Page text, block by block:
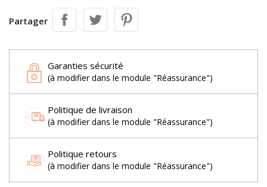
Partager
Garanties sécurité
(à modifier dans le module "Réassurance")
Politique de livraison
(à modifier dans le module "Réassurance")
Politique retours
(à modifier dans le module "Réassurance")